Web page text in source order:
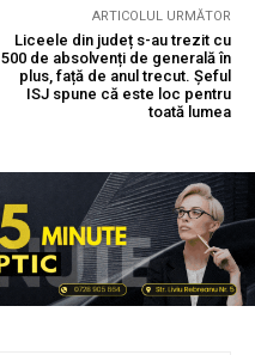
ARTICOLUL URMĂTOR
Liceele din județ s-au trezit cu
500 de absolvenți de generală în
plus, față de anul trecut. Șeful
ISJ spune că este loc pentru
toată lumea